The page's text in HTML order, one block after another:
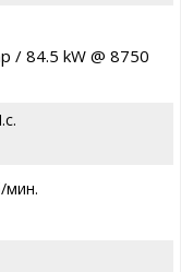
/ 84.5 kW @ 8750
мин.